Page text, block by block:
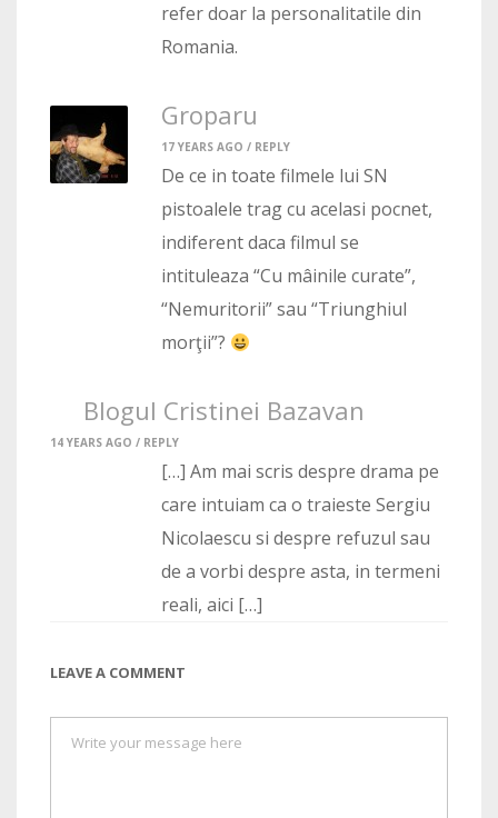
refer doar la personalitatile din
Romania.
Groparu
17 YEARS AGO / REPLY
De ce in toate filmele lui SN
pistoalele trag cu acelasi pocnet,
indiferent daca filmul se
intituleaza “Cu mâinile curate”,
“Nemuritorii” sau “Triunghiul
morţii”?
Blogul Cristinei Bazavan
14 YEARS AGO / REPLY
[…] Am mai scris despre drama pe
care intuiam ca o traieste Sergiu
Nicolaescu si despre refuzul sau
de a vorbi despre asta, in termeni
reali, aici […]
LEAVE A COMMENT